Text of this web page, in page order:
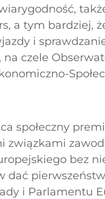
a tym bardziej,
i
na czele
społeczny
bez
dać
i Parlamentu